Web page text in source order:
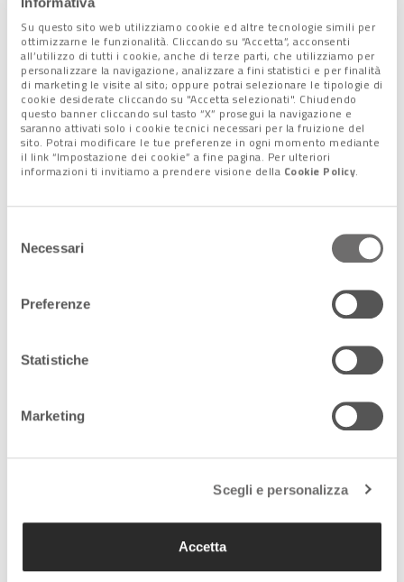
Su questo sito web utilizziamo cookie ed altre tecnologie simili per
ottimizzarne le funzionalità. Cliccando su “Accetta”, acconsenti
all’utilizzo di tutti i cookie, anche di terze parti, che utilizziamo per
personalizzare la navigazione, analizzare a fini statistici e per finalità
di marketing le visite al sito; oppure potrai selezionare le tipologie di
cookie desiderate cliccando su "Accetta selezionati". Chiudendo
questo banner cliccando sul tasto “X” prosegui la navigazione e
saranno attivati solo i cookie tecnici necessari per la fruizione del
sito. Potrai modificare le tue preferenze in ogni momento mediante
il link “Impostazione dei cookie” a fine pagina. Per ulteriori
informazioni ti invitiamo a prendere visione della Cookie Policy.
delNecessari
Preferenze
Statistiche
Marketing
Scegli e personalizza
Accetta
Il ventaglio diposizioni dei singoli Paesi
diversificato. Le posizioni più rigide, econtrarie alla
proposta dell’Unione, sono ovviamente quelle degliStati
che maggiormente dipendono dalle forniture russe.
Ungheria e Slovacchia, ad esempio, non hanno mai fatto
mistero della loro contrarietà a una decisione di questo tipo,
anche per le difficoltà di garantirsi diversi approvvigionamenti,
non avendo sbocchi sul mare. E ancheBulgaria e Repubblica
petrolio russo, che costituisce al momento la quasi totalità
22 Stati
diversi, secondo i dati Unem 2021 la quota di petrolio russo è
Alberto Minazzi
Leggi anche:
7 Aprile 2022